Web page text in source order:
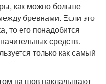
как можно больше
бревнами. Если это
то его понадобится
средств.
только как самый
на шов накладывают